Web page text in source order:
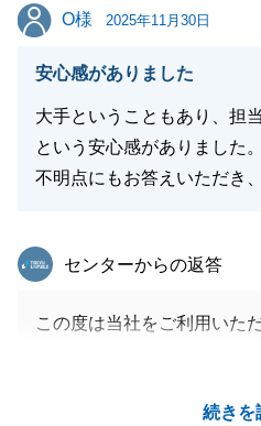
とに、改めて心より感謝申
閉
O様
O様 2025年11月30日
安心感がありました
大手ということもあり、担
という安心感がありました。
不明点にもお答えいただき
続きを
東急リバブル
センターからの返答
この度は当社をご利用いた
ったかと存じますが、Ｏ様